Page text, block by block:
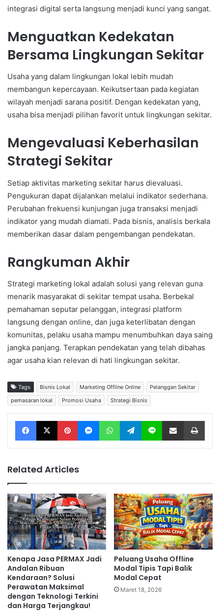
integrasi digital serta langsung menjadi kunci yang sangat.
Menguatkan Kedekatan
Bersama Lingkungan Sekitar
Usaha yang dalam lingkungan lokal lebih mudah
membangun kepercayaan. Keikutsertaan pada kegiatan
wilayah menjadi sarana positif. Dengan kedekatan yang,
usaha bisa menjadi pilihan favorit untuk lingkungan sekitar.
Mengevaluasi Keberhasilan
Strategi Sekitar
Setiap aktivitas marketing sekitar harus dievaluasi.
Pengukuran dapat dijalankan melalui indikator sederhana.
Perubahan frekuensi kunjungan juga transaksi menjadi
indikator yang mudah diamati. Pada bisnis, analisis berkala
memberikan dasar dalam pengembangan pendekatan.
Rangkuman Akhir
Strategi marketing lokal adalah solusi yang relevan guna
menarik masyarakat di sekitar tempat usaha. Berbekal
pemahaman seputar pelanggan, integrasi platform
langsung dengan online, dan juga keterlibatan dengan
komunitas, pelaku usaha mampu menumbuhkan daya saing
jangka panjang. Terapkan pendekatan yang telah dibahas
agar usaha kian relevan di hati lingkungan sekitar.
Tags Bisnis Lokal Marketing Offline Online
Pelanggan Sekitar
pemasaran lokal
Promosi Usaha Strategi Bisnis
Facebook X Pinterest Messenger WhatsApp Telegram Line Share via Email
Related Articles
Kenapa Jasa PERMAX Jadi
Andalan Ribuan
Kendaraan? Solusi
Perawatan Maksimal
dengan Teknologi Terkini
dan Harga Terjangkau!
Peluang Usaha Offline
Modal Tipis Tapi Balik
Modal Cepat
Maret 18, 2026